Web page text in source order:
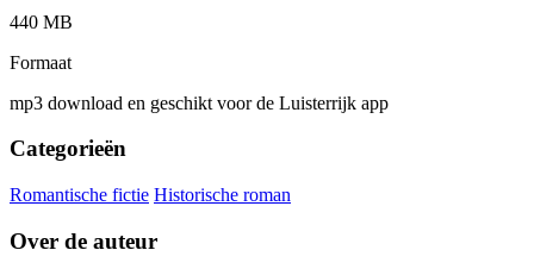
440 MB
Formaat
mp3 download en geschikt voor de Luisterrijk app
Categorieën
Romantische fictie Historische roman
Over de auteur